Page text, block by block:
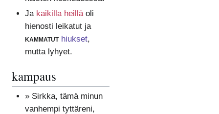
Ja kaikilla heilläoli
hienosti leikatut ja
kammatut hiukset,
mutta lyhyet.
kampaus
» Sirkka, tämä minun
vanhempi tyttäreni,